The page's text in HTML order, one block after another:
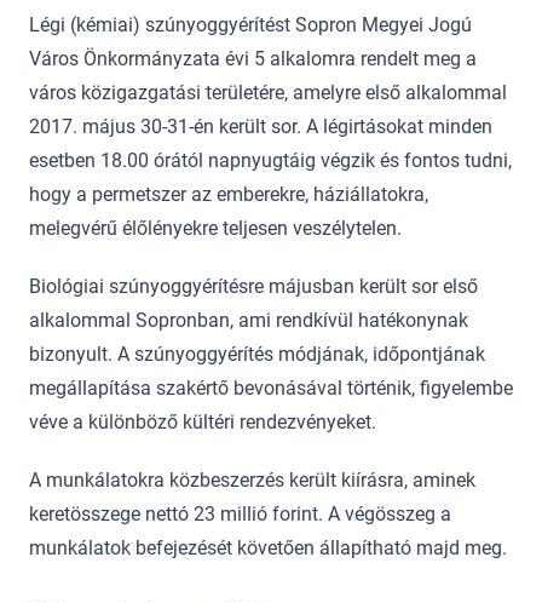
Légi (kémiai) szúnyoggyérítést Sopron Megyei Jogú
Város Önkormányzata évi 5 alkalomra rendelt meg a
város közigazgatási területére, amelyre első alkalommal
2017. május 30-31-én került sor. A légirtásokat minden
esetben 18.00 órától napnyugtáig végzik és fontos tudni,
hogy a permetszer az emberekre, háziállatokra,
melegvérű élőlényekre teljesen veszélytelen.
Biológiai szúnyoggyérítésre májusban került sor első
alkalommal Sopronban, ami rendkívül hatékonynak
bizonyult. A szúnyoggyérítés módjának, időpontjának
megállapítása szakértő bevonásával történik, figyelembe
véve a különböző kültéri rendezvényeket.
A munkálatokra közbeszerzés került kiírásra, aminek
keretösszege nettó 23 millió forint. A végösszeg a
munkálatok befejezését követően állapítható majd meg.